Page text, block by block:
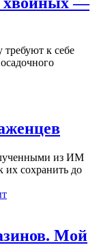
требуют к себе
из ИМ
их сохранить до
Мой